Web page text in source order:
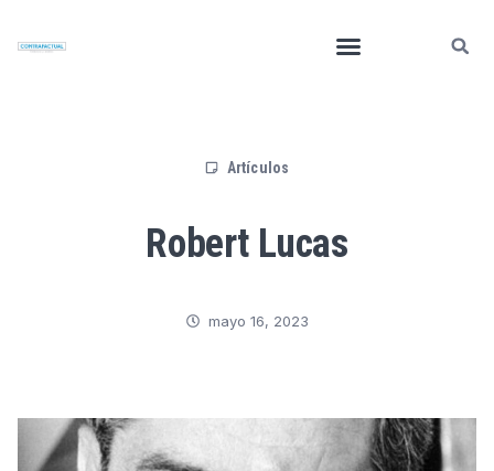
Artículos
Robert Lucas
mayo 16, 2023